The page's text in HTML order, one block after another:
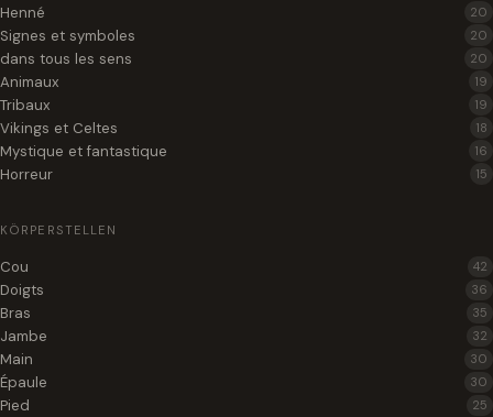
Henné 20
Signes et symboles 20
dans tous les sens 20
Animaux 19
Tribaux 19
Vikings et Celtes 18
Mystique et fantastique 16
Horreur 15
KÖRPERSTELLEN
Cou 42
Doigts 36
Bras 35
Jambe 32
Main 30
Épaule 30
Pied 25